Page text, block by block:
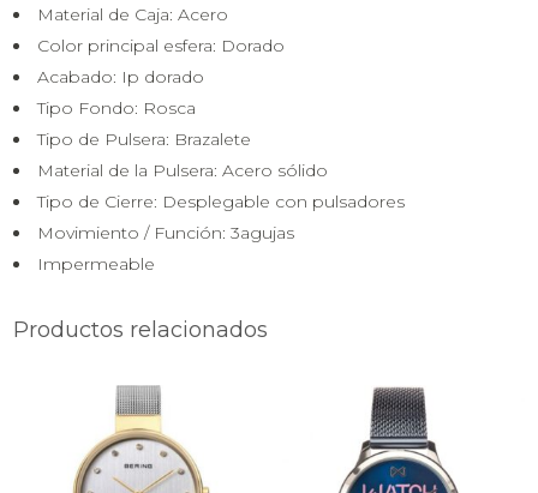
Material de Caja:Acero
Color principal esfera: Dorado
Acabado: Ip dorado
Tipo Fondo: Rosca
Tipo de Pulsera: Brazalete
Material de la Pulsera:Acero sólido
Tipo de Cierre: Desplegable con pulsadores
Movimiento / Función:3agujas
Impermeable
Productos relacionados